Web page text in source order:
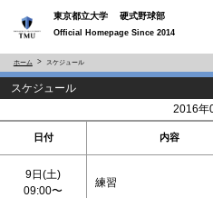
東京都立大学 硬式野球部
Official Homepage Since 2014
ホーム スケジュール
スケジュール
2016年
日付 内容
9日(土)
09:00〜
練習